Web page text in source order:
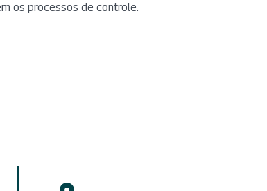
os processos de controle.